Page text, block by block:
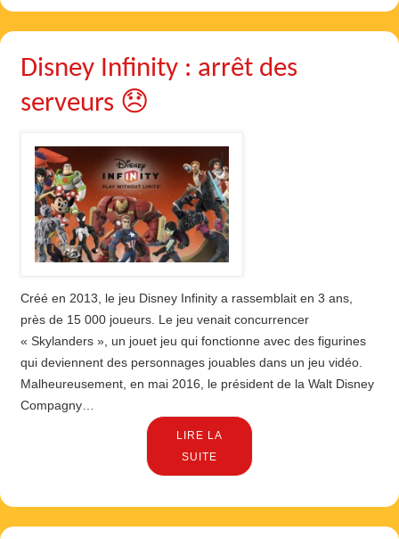
Disney Infinity : arrêt des
serveurs 😞
Créé en 2013, le jeu Disney Infinity a rassemblait en 3 ans,
près de 15 000 joueurs. Le jeu venait concurrencer
« Skylanders », un jouet jeu qui fonctionne avec des figurines
qui deviennent des personnages jouables dans un jeu vidéo.
Malheureusement, en mai 2016, le président de la Walt Disney
Compagny…
LIRE LA
SUITE